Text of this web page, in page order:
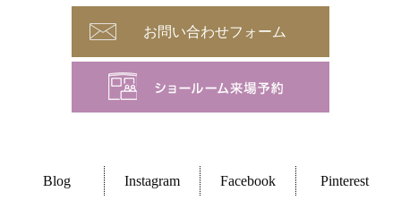
お問い合わせフォーム
Blog Instagram Facebook Pinterest